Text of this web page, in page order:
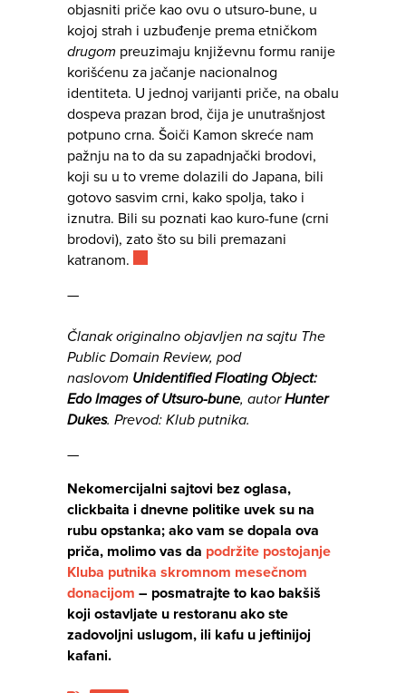
objasniti priče kao ovu o utsuro-bune, u
kojoj strah i uzbuđenje prema etničkom
drugom preuzimaju književnu formu ranije
korišćenu za jačanje nacionalnog
identiteta. U jednoj varijanti priče, na obalu
dospeva prazan brod, čija je unutrašnjost
potpuno crna. Šoiči Kamon skreće nam
pažnju na to da su zapadnjački brodovi,
koji su u to vreme dolazili do Japana, bili
gotovo sasvim crni, kako spolja, tako i
iznutra. Bili su poznati kao kuro-fune (crni
brodovi), zato što su bili premazani
katranom.
—
Članak originalno objavljen na sajtu The
Public Domain Review, pod
naslovom Unidentified Floating Object:
Edo Images of Utsuro-bune, autorHunter
Dukes. Prevod: Klub putnika.
—
Nekomercijalni sajtovi bez oglasa,
clickbaita i dnevne politike uvek su na
rubu opstanka; ako vam se dopala ova
priča, molimo vas da podržite postojanje
Kluba putnika skromnom mesečnom
donacijom – posmatrajte to kao bakšiš
koji ostavljate u restoranu ako ste
zadovoljni uslugom, ili kafu u jeftinijoj
kafani.